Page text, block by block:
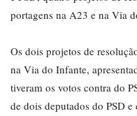
portagens na A23 e na Via
Os dois projetos de
na Via do Infante,
tiveram os votos contra do
de dois deputados do PSD